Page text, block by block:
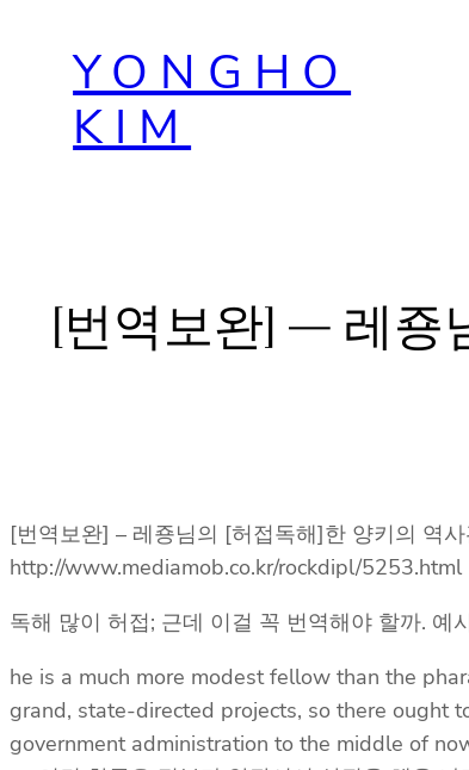
YONGHO
KIM
[번역보완] – 레죵
[번역보완] – 레죵님의 [허접독해]한 양키의 역
http://www.mediamob.co.kr/rockdipl/5253.html
독해 많이 허접; 근데 이걸 꼭 번역해야 할까.
he is a much more modest fellow than the
grand, state-directed projects, so there ought
government administration to the middle of